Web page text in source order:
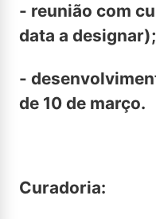
- reunião com
data a designar);
-
de 10 de março.
Curadoria: